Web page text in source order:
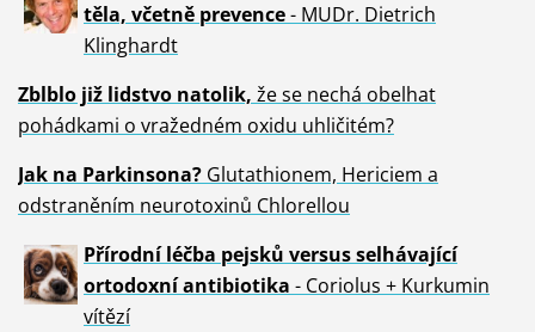
těla, včetně prevence- MUDr. Dietrich
Klinghardt
Zblblo již lidstvo natolik, že se nechá obelhat
pohádkami o vražedném oxidu uhličitém?
Jak na Parkinsona?Glutathionem, Hericiem a
odstraněním neurotoxinů Chlorellou
Přírodní léčba pejsků versus selhávající
ortodoxní antibiotika - Coriolus + Kurkumin
vítězí